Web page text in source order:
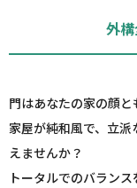
外
門はあなたの家の顔と
家屋が純和風で、立
えませんか？
トータルでのバラン